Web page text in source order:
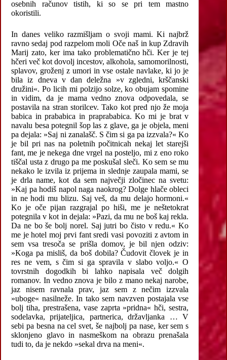
osebnih računov tistih, ki so se pri tem mastno
okoristili.
In danes veliko razmišljam o svoji mami. Ki najbrž
ravno sedaj pod razpelom moli Oče naš in kup Zdravih
Marij zato, ker ima tako problematično hči. Ker je tej
hčeri več kot dovolj incestov, alkohola, samomorilnosti,
splavov, groženj z umori in vse ostale navlake, ki jo je
bila iz dneva v dan deležna »v zgledni, krščanski
družini«. Po licih mi polzijo solze, ko obujam spomine
in vidim, da je mama vedno znova odpovedala, se
postavila na stran storilcev. Tako kot pred njo že moja
babica in prababica in praprababica. Ko mi je brat v
navalu besa potegnil šop las z glave, ga je objela, meni
pa dejala: »Saj ni zanalašč. S čim si ga pa izzvala?« Ko
je bil pri nas na poletnih počitnicah nekaj let starejši
fant, me je nekega dne vrgel na posteljo, mi z eno roko
tiščal usta z drugo pa me poskušal sleči. Ko sem se mu
nekako le izvila iz prijema in slednje zaupala mami, se
je drla name, kot da sem največji zločinec na svetu:
»Kaj pa hodiš napol naga naokrog? Dolge hlače obleci
in ne hodi mu blizu. Saj veš, da mu delajo hormoni.«
Ko je oče pijan razgrajal po hiši, me je neštetokrat
potegnila v kot in dejala: »Pazi, da mu ne boš kaj rekla.
Da ne bo še bolj norel. Saj jutri bo čisto v redu.« Ko
me je hotel moj prvi fant sredi vasi povoziti z avtom in
sem vsa tresoča se prišla domov, je bil njen odziv:
»Koga pa misliš, da boš dobila? Čudovit človek je in
res ne vem, s čim si ga spravila v slabo voljo.« O
tovrstnih dogodkih bi lahko napisala več dolgih
romanov. In vedno znova je bilo z mano nekaj narobe,
jaz nisem ravnala prav, jaz sem z nečim izzvala
»uboge« nasilneže. In tako sem navzven postajala vse
bolj tiha, prestrašena, vase zaprta »pridna« hči, sestra,
sodelavka, prijateljica, partnerica, državljanka … V
sebi pa besna na cel svet, še najbolj pa nase, ker sem s
sklonjeno glavo in nasmeškom na obrazu prenašala
tudi to, da je nekdo »sekal drva na meni«.